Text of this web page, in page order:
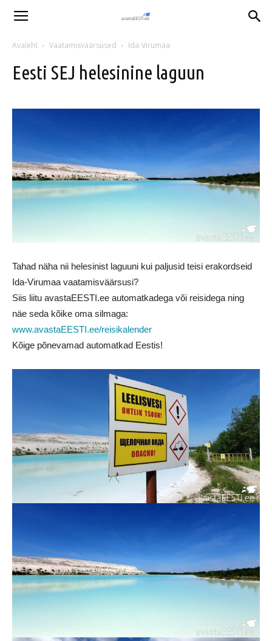
Avaleht Vaatamisväärsused Ida-Virumaa
Eesti SEJ helesinine laguun
Tahad näha nii helesinist laguuni kui paljusid teisi erakordseid
Ida-Virumaa vaatamisväärsusi?
Siis liitu avastaEESTI.ee automatkadega või reisidega ning
näe seda kõike oma silmaga:
www.avastaEESTI.ee/reisikalender
Kõige põnevamad automatkad Eestis!